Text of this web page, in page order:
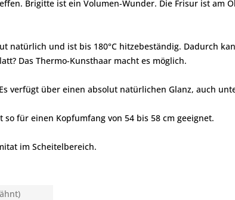
Brigitte ist ein Volumen-Wunder. Die Frisur ist am
natürlich und ist bis 180°C hitzebeständig. Dadurch
Das Thermo-Kunsthaar macht es möglich.
verfügt über einen absolut natürlichen Glanz, auch
für einen Kopfumfang von 54 bis 58 cm geeignet.
im Scheitelbereich.